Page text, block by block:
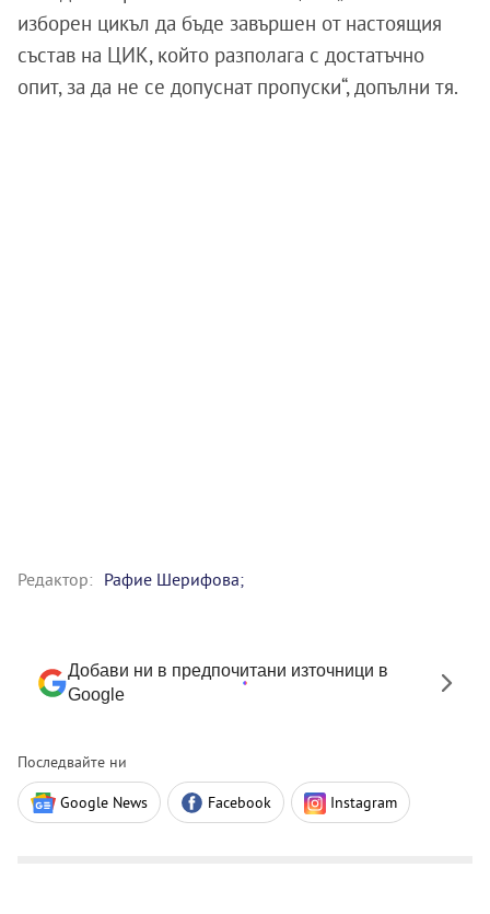
изборен цикъл да бъде завършен от настоящия
състав на ЦИК, който разполага с достатъчно
опит, за да не се допуснат пропуски“, допълни тя.
Редактор: Рафие Шерифова;
Добави ни в предпочитани източници в
Google
Последвайте ни
Google News Facebook Instagram